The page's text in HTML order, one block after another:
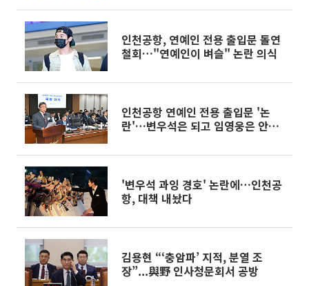
인천공항, 연예인 전용 출입문 돌연
철회…"연예인이 벼슬" 논란 의식
인천공항 연예인 전용 출입문 '논
란'…변우석은 되고 임영웅은 안된
'변우석 과잉 경호' 논란에…인천공
항, 대책 내놨다
김용현 “‘충암파’ 지적, 분열 조
장”...與野 인사청문회서 공방